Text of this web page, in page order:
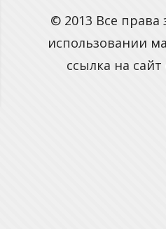
© 2013 Все
использовании
ссылка на сайт